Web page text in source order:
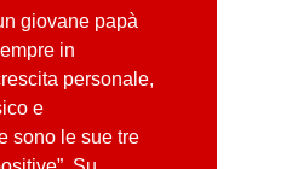
giovane papà
in
personale,
e
sono le sue tre